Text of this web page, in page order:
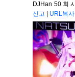
DJHan 50 회
신고
URL복사